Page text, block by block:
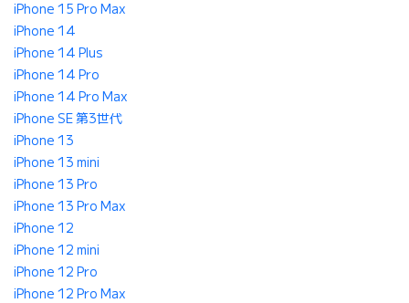
iPhone 15 Pro Max
iPhone 14
iPhone 14 Plus
iPhone 14 Pro
iPhone 14 Pro Max
iPhone SE 第3世代
iPhone 13
iPhone 13 mini
iPhone 13 Pro
iPhone 13 Pro Max
iPhone 12
iPhone 12 mini
iPhone 12 Pro
iPhone 12 Pro Max